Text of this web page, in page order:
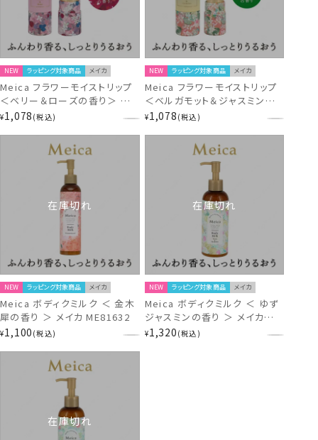
NEW ラッピング対象商品 メイカ
Meica フラワーモイストリップ
＜ベリー＆ローズの香り＞ メイ
カ ME44085
¥1,078 税込
NEW ラッピング対象商品 メイカ
Meica フラワーモイストリップ
＜ベルガモット＆ジャスミンの
香り＞ メイカ ME44084
¥1,078 税込
在庫切れ
NEW ラッピング対象商品 メイカ
Meica ボディクミルク ＜ 金木
犀の香り ＞ メイカ ME81632
¥1,100 税込
在庫切れ
NEW ラッピング対象商品 メイカ
Meica ボディクミルク ＜ ゆず
ジャスミンの香り ＞ メイカ
ME86635
¥1,320 税込
在庫切れ